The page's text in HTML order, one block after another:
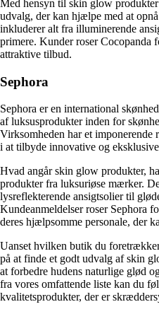
Med hensyn til skin glow
udvalg, der kan hjælpe med at
inkluderer alt fra illuminerende
primere. Kunder roser Cocopanda
attraktive tilbud.
Sephora
Sephora er en international
af luksusprodukter inden for
Virksomheden har et imponerende
i at tilbyde innovative og
Hvad angår skin glow produkter,
produkter fra luksuriøse mærker.
lysreflekterende ansigtsolier til
Kundeanmeldelser roser Sephora
deres hjælpsomme personale, der
Uanset hvilken butik du
på at finde et godt udvalg af skin
at forbedre hudens naturlige glød
fra vores omfattende liste kan du
kvalitetsprodukter, der er